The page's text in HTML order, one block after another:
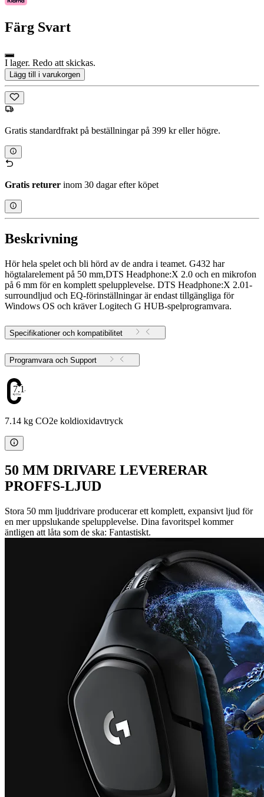
Färg Svart
I lager. Redo att skickas.
Lägg till i varukorgen
Gratis standardfrakt på beställningar på 399 kr eller högre.
Gratis returer inom 30 dagar efter köpet
Beskrivning
Hör hela spelet och bli hörd av de andra i teamet. G432 har
högtalarelement på 50 mm,DTS Headphone:X 2.0 och en mikrofon
på 6 mm för en komplett spelupplevelse. DTS Headphone:X 2.01-
surroundljud och EQ-förinställningar är endast tillgängliga för
Windows OS och kräver Logitech G HUB-spelprogramvara.
Specifikationer och kompatibilitet
Programvara och Support
7.14
7.14 kg CO2e koldioxidavtryck
50 MM DRIVARE LEVERERAR
PROFFS-LJUD
Stora 50 mm ljuddrivare producerar ett komplett, expansivt ljud för
en mer uppslukande spelupplevelse. Dina favoritspel kommer
äntligen att låta som de ska: Fantastiskt.